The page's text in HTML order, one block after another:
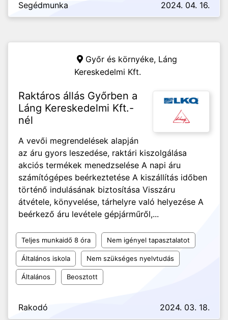
Segédmunka 2024. 04. 16.
Győr és környéke, Láng
Kereskedelmi Kft.
Raktáros állás Győrben a
Láng Kereskedelmi Kft.-
nél
A vevői megrendelések alapján
az áru gyors leszedése, raktári kiszolgálása
akciós termékek menedzselése A napi áru
számítógépes beérkeztetése A kiszállítás időben
történő indulásának biztosítása Visszáru
átvétele, könyvelése, tárhelyre való helyezése A
beérkező áru levétele gépjárműről,...
Teljes munkaidő 8 óra Nem igényel tapasztalatot
Általános iskola Nem szükséges nyelvtudás
Általános Beosztott
Rakodó 2024. 03. 18.